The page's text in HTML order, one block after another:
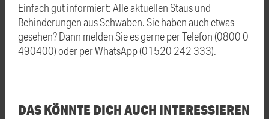
Einfach gut informiert: Alle aktuellen Staus und
Behinderungen aus Schwaben. Sie haben auch etwas
gesehen? Dann melden Sie es gerne per Telefon (0800 0
490400) oder per WhatsApp (01520 242 333).
DAS KÖNNTE DICH AUCH INTERESSIEREN